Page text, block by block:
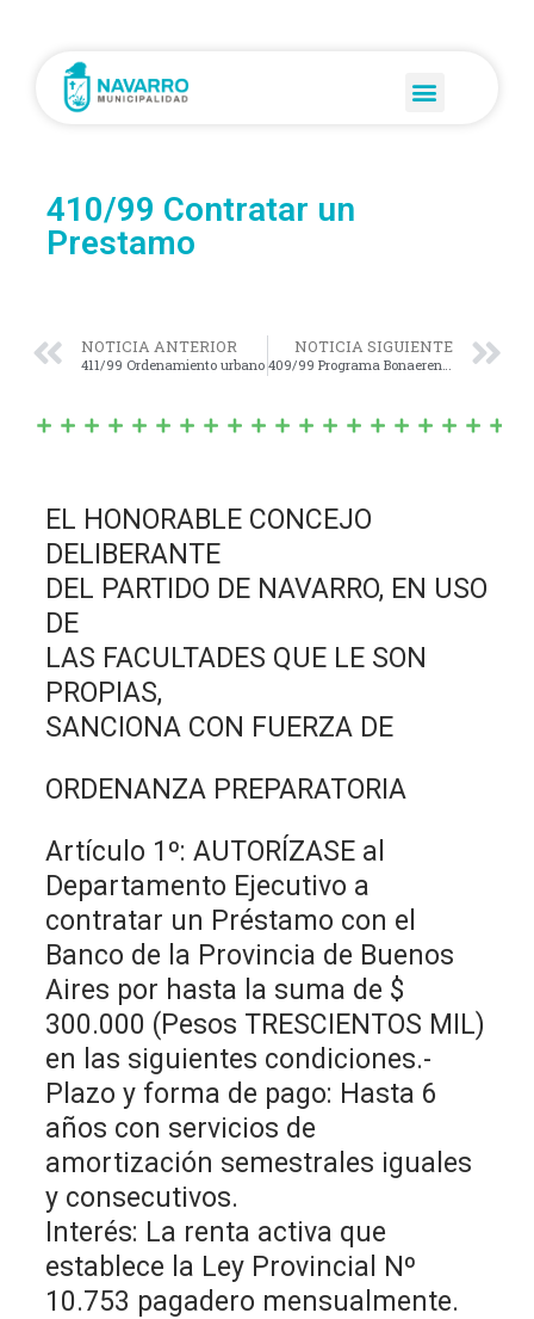
410/99 Contratar un
Prestamo
NOTICIA ANTERIOR
411/99 Ordenamiento urbano
NOTICIA SIGUIENTE
409/99 Programa Bonaerense II
EL HONORABLE CONCEJO
DELIBERANTE
DEL PARTIDO DE NAVARRO, EN USO
DE
LAS FACULTADES QUE LE SON
PROPIAS,
SANCIONA CON FUERZA DE
ORDENANZA PREPARATORIA
Artículo 1º: AUTORÍZASE al
Departamento Ejecutivo a
contratar un Préstamo con el
Banco de la Provincia de Buenos
Aires por hasta la suma de $
300.000 (Pesos TRESCIENTOS MIL)
en las siguientes condiciones.-
Plazo y forma de pago: Hasta 6
años con servicios de
amortización semestrales iguales
y consecutivos.
Interés: La renta activa que
establece la Ley Provincial Nº
10.753 pagadero mensualmente.